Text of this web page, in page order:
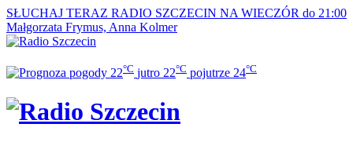
SŁUCHAJ TERAZ RADIO SZCZECIN NA WIECZÓR do 21:00
Małgorzata Frymus, Anna Kolmer
22°C jutro 22°C pojutrze 24°C